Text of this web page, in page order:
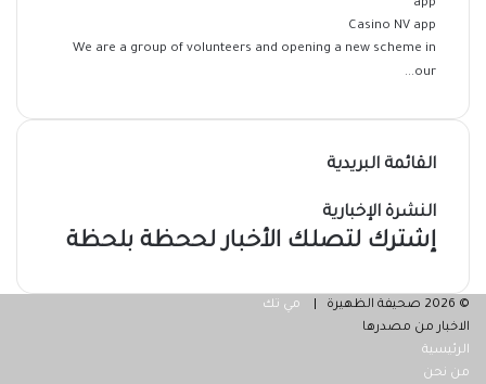
Casino NV app
We are a group of volunteers and opening a new scheme in
our...
القائمة البريدية
النشرة الإخبارية
إشترك لتصلك الأخبار لححظة بلحظة
© 2026 صحيفة الظهيرة |
مي تك
الاخبار من مصدرها
الرئيسية
من نحن